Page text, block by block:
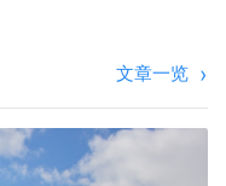
文章一览